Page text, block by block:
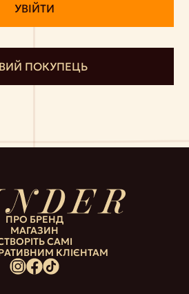
ПОКУПЕЦЬ
ПРО БРЕНД
МАГАЗИН
САМІ
КЛІЄНТАМ